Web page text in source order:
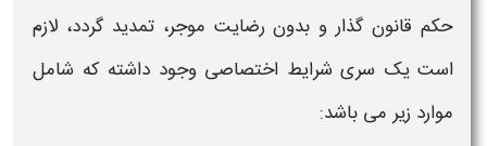
حکم قانون گذار و بدون رضایت موجر،تمدیدگردد، لازم
است یک سری شرایط اختصاصی وجود داشته که شامل
موارد زیر می باشد: